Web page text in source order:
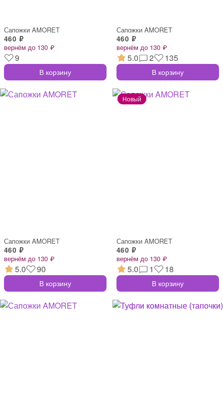
Сапожки AMORET
460 ₽
вернём до 130 ₽
9
В корзину
Сапожки AMORET
460 ₽
вернём до 130 ₽
5.0 2 135
В корзину
Сапожки AMORET
460 ₽
вернём до 130 ₽
5.0 90
В корзину
Сапожки AMORET
460 ₽
вернём до 130 ₽
5.0 1 18
В корзину